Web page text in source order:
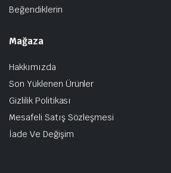
Beğendiklerin
Mağaza
Hakkımızda
Son Yüklenen Ürünler
Gizlilik Politikası
Mesafeli Satış Sözleşmesi
İade Ve Değişim